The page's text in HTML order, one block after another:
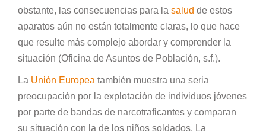
obstante, las consecuencias para la salud de estos
aparatos aún no están totalmente claras, lo que hace
que resulte más complejo abordar y comprender la
situación (Oficina de Asuntos de Población, s.f.).
La Unión Europea también muestra una seria
preocupación por la explotación de individuos jóvenes
por parte de bandas de narcotraficantes y comparan
su situación con la de los niños soldados. La